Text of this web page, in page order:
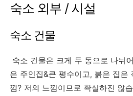
숙소 외부 / 시설
숙소 건물
숙소 건물은 크게 두 동으로 나뉘
은 주인집&큰 평수이고, 붉은 집은
낌? 저의 느낌이므로 확실하진 않